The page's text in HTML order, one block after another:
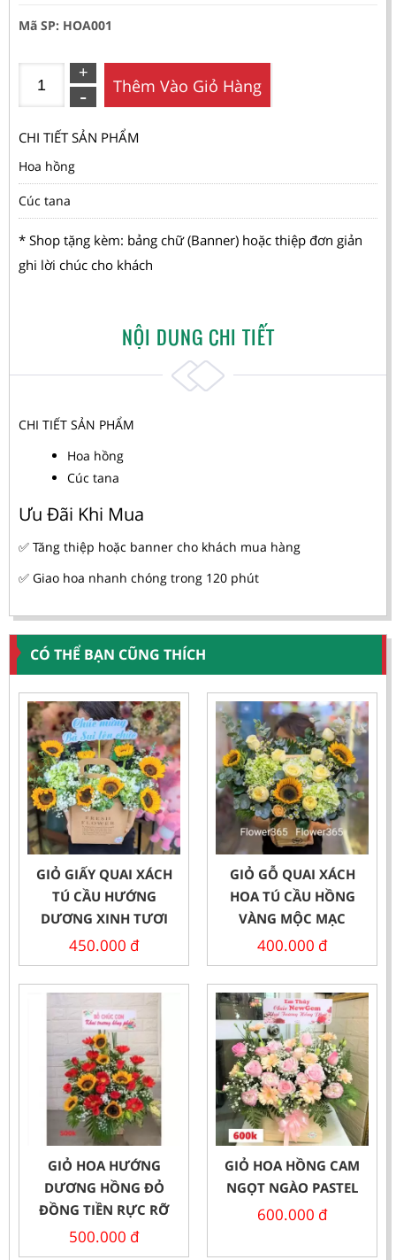
Mã SP: HOA001
Thêm Vào Giỏ Hàng
CHI TIẾT SẢN PHẨM
Hoa hồng
Cúc tana
* Shop tặng kèm: bảng chữ (Banner) hoặc thiệp đơn giản
ghi lời chúc cho khách
NỘI DUNG CHI TIẾT
CHI TIẾT SẢN PHẨM
Hoa hồng
Cúc tana
Ưu Đãi Khi Mua
✅ Tăng thiệp hoặc banner cho khách mua hàng
✅ Giao hoa nhanh chóng trong 120 phút
CÓ THỂ BẠN CŨNG THÍCH
GIỎ GIẤY QUAI XÁCH
TÚ CẦU HƯỚNG
DƯƠNG XINH TƯƠI
450.000 đ
GIỎ GỖ QUAI XÁCH
HOA TÚ CẦU HỒNG
VÀNG MỘC MẠC
400.000 đ
GIỎ HOA HƯỚNG
DƯƠNG HỒNG ĐỎ
ĐỒNG TIỀN RỰC RỠ
500.000 đ
GIỎ HOA HỒNG CAM
NGỌT NGÀO PASTEL
600.000 đ